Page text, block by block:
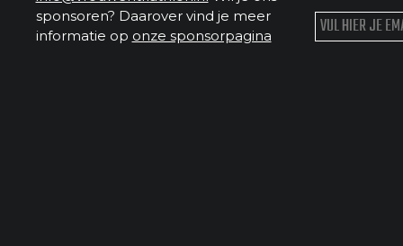
sponsoren? Daarover vind je meer
informatie op onze sponsorpagina